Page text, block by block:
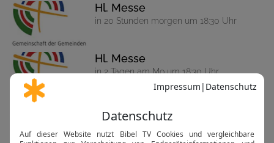
Hl. Messe
in 20 Stunden morgen um 18:30 Uhr
Hl. Messe
in 2 Tagen am Mo um 18:30 Uhr
Hl. Messe
in 3 Tagen am Di um 18 Uhr